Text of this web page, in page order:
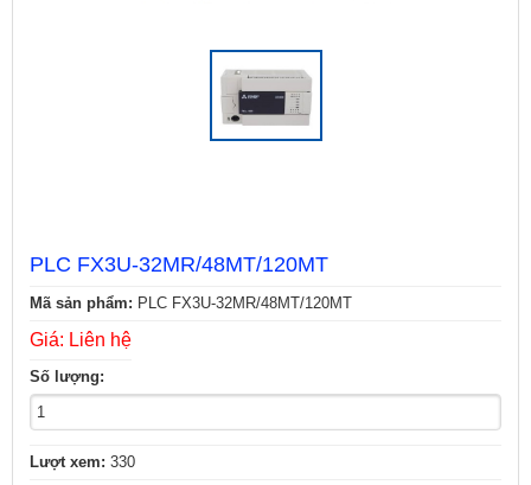
PLC FX3U-32MR/48MT/120MT
Mã sản phẩm: PLC FX3U-32MR/48MT/120MT
Giá: Liên hệ
Số lượng:
Lượt xem: 330